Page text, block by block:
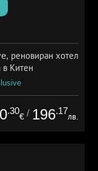
реновиран хотел
Китен
.30
€ / 196.17
лв.